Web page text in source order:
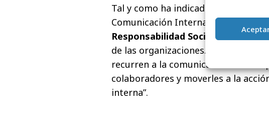
Tal y como ha indicado la Co
Comunicación Interna y CEO de
Responsabilidad Social Empresarial
de las organizaciones. Hemos
recurren a la comunicación interna
colaboradores y moverles a la
interna”.